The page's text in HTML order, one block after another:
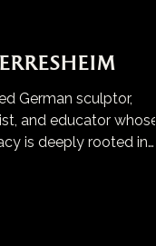
German sculptor,
and educator whose
is deeply rooted in